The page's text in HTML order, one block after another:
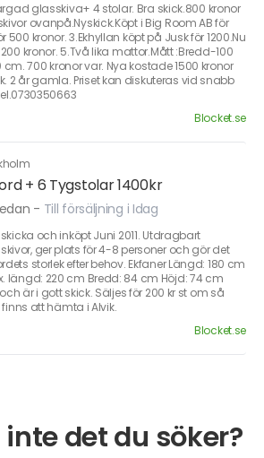
glasskiva+ 4 stolar. Bra skick.800 kronor
ovanpå.Nyskick.Köpt i Big Room AB för
500 kronor. 3.Ekhyllan köpt på Jusk för 1200.Nu
kronor. 5.Två lika mattor.Mått :Bredd-100
700 kronor var. Nya kostade 1500 kronor
2 år gamla. Priset kan diskuteras vid snabb
Blocket.se
+ 6 Tygstolar 1400kr
- Till försäljning i Idag
och inköpt Juni 2011. Utdragbart
ger plats för 4-8 personer och gör det
storlek efter behov. Ekfaner Längd: 180 cm
längd: 220 cm Bredd: 84 cm Höjd: 74 cm
är i gott skick. Säljes för 200 kr st om så
finns att hämta i Alvik.
Blocket.se
det du söker?